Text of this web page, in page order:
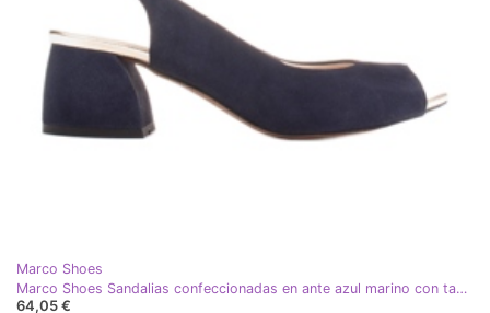
Marco Shoes
Marco Shoes Sandalias confeccionadas en ante azul marino con tacón estable
64,05 €